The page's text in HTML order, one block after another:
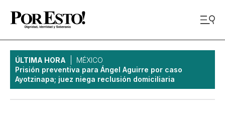
ÚLTIMA HORA
MÉXICO
Prisión preventiva para Ángel Aguirre por caso
Ayotzinapa; juez niega reclusión domiciliaria